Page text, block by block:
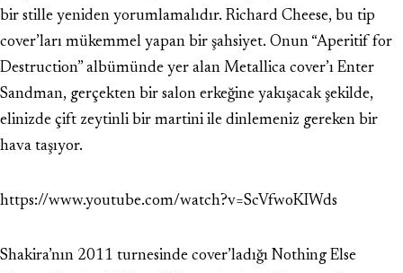
bir stille yeniden yorumlamalıdır. Richard Cheese, bu tip
cover’ları mükemmel yapan bir şahsiyet. Onun “Aperitif for
Destruction” albümünde yer alan Metallica cover’ı Enter
Sandman, gerçekten bir salon erkeğine yakışacak şekilde,
elinizde çift zeytinli bir martini ile dinlemeniz gereken bir
hava taşıyor.
https://www.youtube.com/watch?v=ScVfwoKIWds
Shakira’nın 2011 turnesinde cover’ladığı Nothing Else